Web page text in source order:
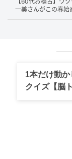
焼き菓子や手
一美さんがこの春始
1本だけ動
クイズ【脳